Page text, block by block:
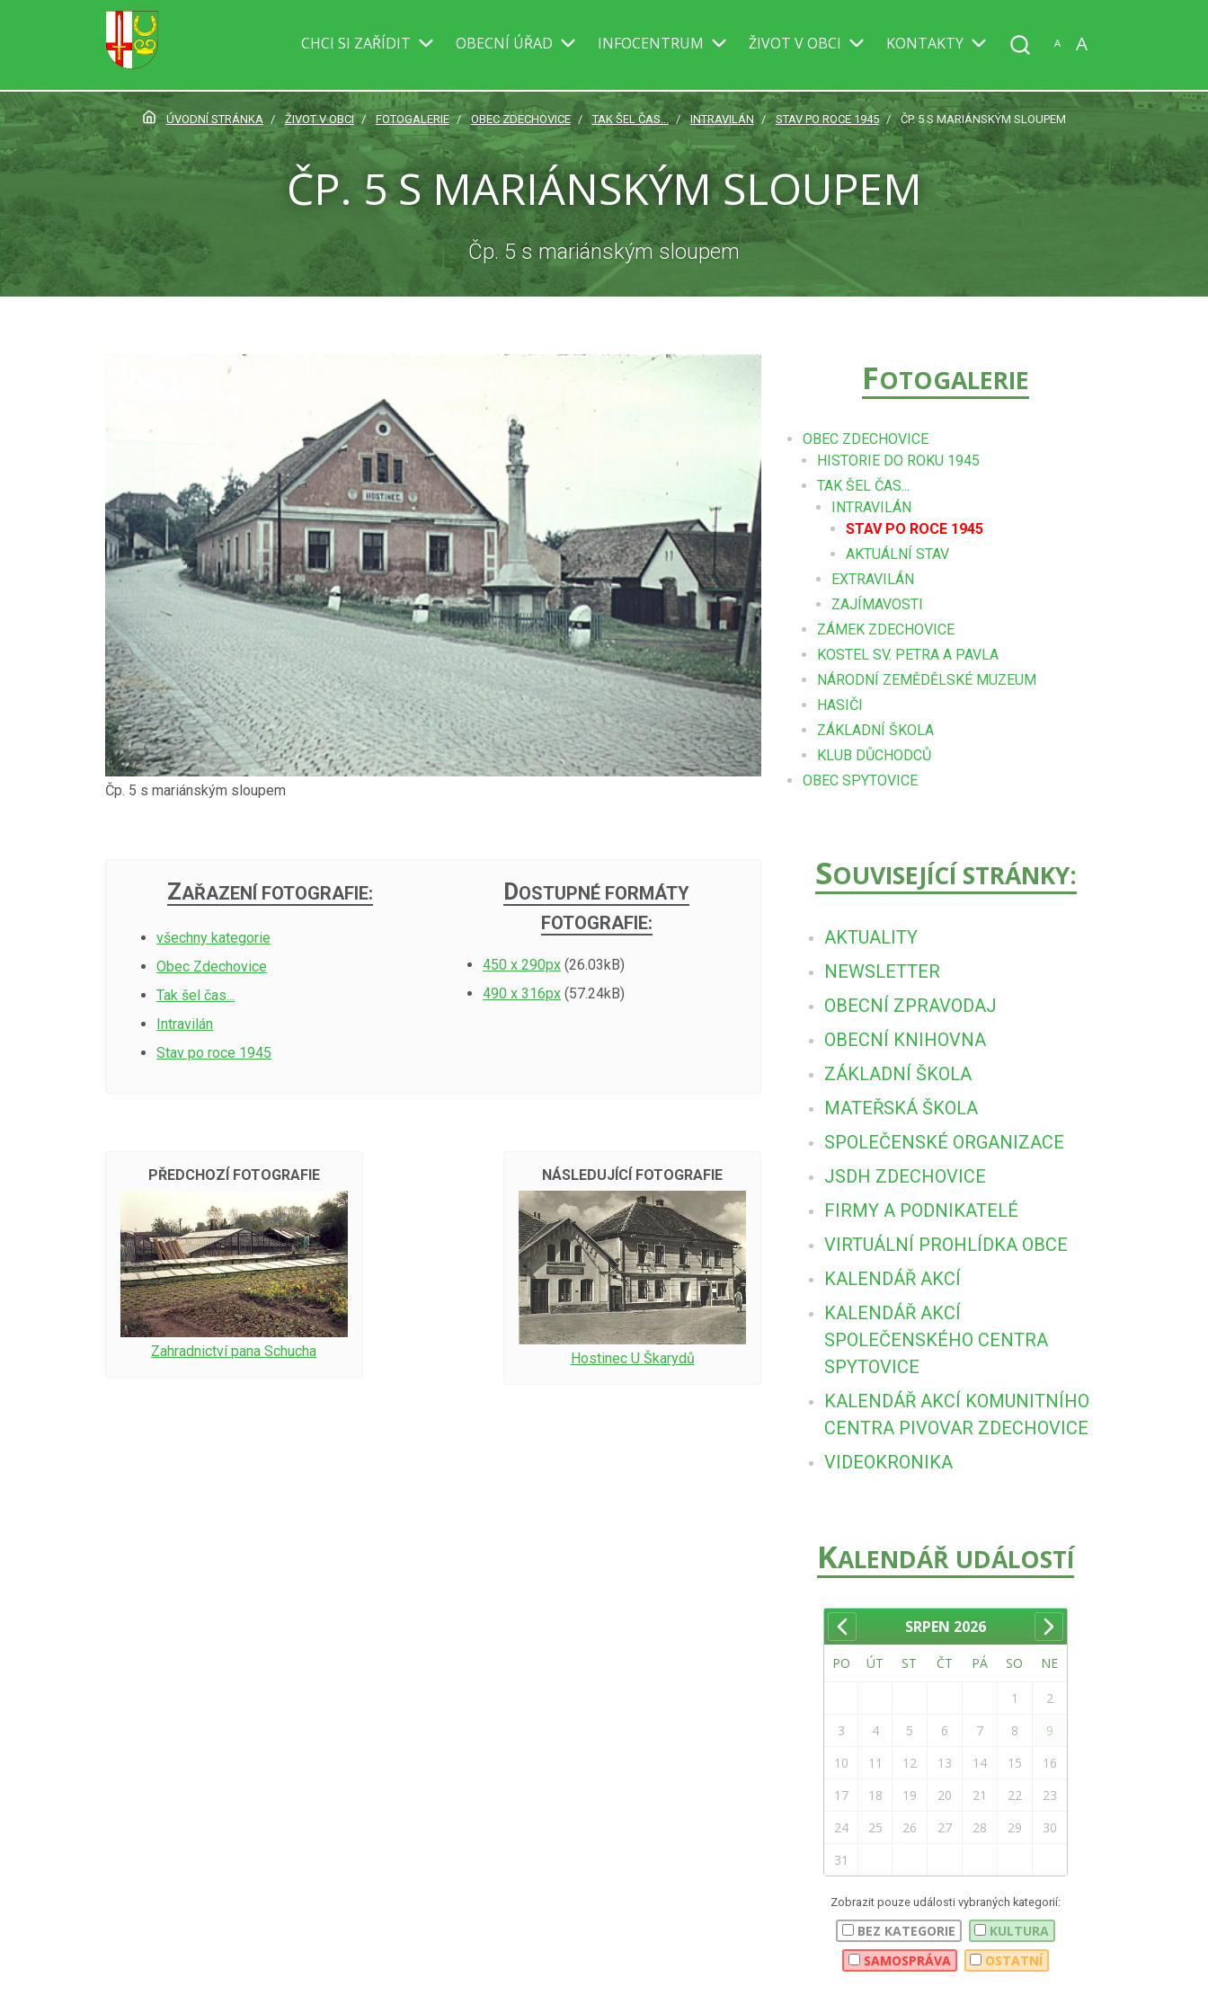
CHCI SI ZAŘÍDIT OBECNÍ ÚŘAD INFOCENTRUM ŽIVOT V OBCI KONTAKTY A A
ÚVODNÍ STRÁNKA ŽIVOT V OBCI FOTOGALERIE OBEC ZDECHOVICE TAK ŠEL ČAS... INTRAVILÁN STAV PO ROCE 1945 ČP. 5 S MARIÁNSKÝM SLOUPEM
ČP. 5 S MARIÁNSKÝM SLOUPEM
Čp. 5 s mariánským sloupem
Čp. 5 s mariánským sloupem
ZAŘAZENÍ FOTOGRAFIE:
všechny kategorie
Obec Zdechovice
Tak šel čas...
Intravilán
Stav po roce 1945
DOSTUPNÉ FORMÁTY
FOTOGRAFIE:
450 x 290px (26.03kB)
490 x 316px (57.24kB)
PŘEDCHOZÍ FOTOGRAFIE
Zahradnictví pana Schucha
NÁSLEDUJÍCÍ FOTOGRAFIE
Hostinec U Škarydů
FOTOGALERIE
OBEC ZDECHOVICE
HISTORIE DO ROKU 1945
TAK ŠEL ČAS...
INTRAVILÁN
STAV PO ROCE 1945
AKTUÁLNÍ STAV
EXTRAVILÁN
ZAJÍMAVOSTI
ZÁMEK ZDECHOVICE
KOSTEL SV. PETRA A PAVLA
NÁRODNÍ ZEMĚDĚLSKÉ MUZEUM
HASIČI
ZÁKLADNÍ ŠKOLA
KLUB DŮCHODCŮ
OBEC SPYTOVICE
SOUVISEJÍCÍ STRÁNKY:
AKTUALITY
NEWSLETTER
OBECNÍ ZPRAVODAJ
OBECNÍ KNIHOVNA
ZÁKLADNÍ ŠKOLA
MATEŘSKÁ ŠKOLA
SPOLEČENSKÉ ORGANIZACE
JSDH ZDECHOVICE
FIRMY A PODNIKATELÉ
VIRTUÁLNÍ PROHLÍDKA OBCE
KALENDÁŘ AKCÍ
KALENDÁŘ AKCÍ
SPOLEČENSKÉHO CENTRA
SPYTOVICE
KALENDÁŘ AKCÍ KOMUNITNÍHO
CENTRA PIVOVAR ZDECHOVICE
VIDEOKRONIKA
KALENDÁŘ UDÁLOSTÍ
SRPEN 2026
PO ÚT ST ČT PÁ SO NE
1
2
3
4 5 6 7 8
9
10
11 12 13 14 15
16
17
18 19 20 21 22
23
24
25 26 27 28 29
30
31
Zobrazit pouze události vybraných kategorií:
BEZ KATEGORIE
KULTURA
SAMOSPRÁVA
OSTATNÍ